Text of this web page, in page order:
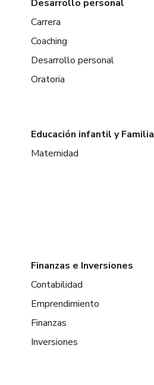
Desarrollo personal
Carrera
Coaching
Desarrollo personal
Oratoria
Educación infantil y Familia
Maternidad
Finanzas e Inversiones
Contabilidad
Emprendimiento
Finanzas
Inversiones